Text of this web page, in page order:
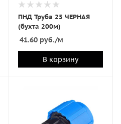
ПНД Труба 25 ЧЕРНАЯ
(бухта 200м)
41.60руб./м
В корзину